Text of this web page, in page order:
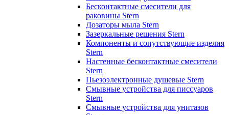
Бесконтактные смесители для
раковины Stern
Дозаторы мыла Stern
Зазеркальные решения Stern
Компоненты и сопутствующие изделия
Stern
Настенные бесконтактные смесители
Stern
Пьезоэлектронные душевые Stern
Смывные устройства для писсуаров
Stern
Смывные устройства для унитазов